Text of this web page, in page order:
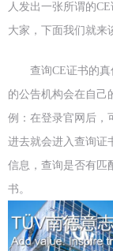
人发出一张所谓的
大家，下面我们就来
查询CE证书的
的公告机构会在自己
例：在登录官网后，
进去就会进入查询证
信息，查询是否有匹
书。